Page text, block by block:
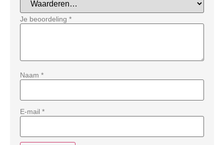
Je beoordeling *
Naam *
E-mail *